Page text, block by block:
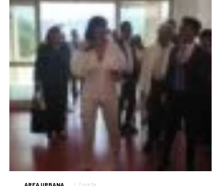
AREA URBANA 7 ore fa